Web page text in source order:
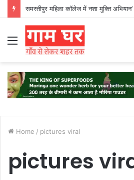
समस्तीपुर महिला कॉलेज में नशा मुक्ति अभियान’
Menu
Home / pictures viral
pictures